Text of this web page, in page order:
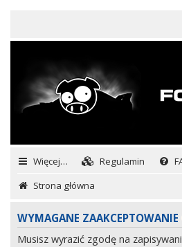
Więcej… Regulamin
Strona główna
WYMAGANE ZAAKCEPTOWANIE
Musisz wyrazić zgodę na